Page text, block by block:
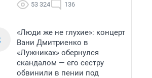
53 324 136
«Люди же не глухие»: концерт
Вани Дмитриенко в
«Лужниках» обернулся
скандалом — его сестру
обвинили в пении под